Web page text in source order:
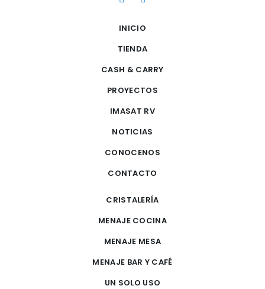
INICIO
TIENDA
CASH & CARRY
PROYECTOS
IMASAT RV
NOTICIAS
CONOCENOS
CONTACTO
CRISTALERÍA
MENAJE COCINA
MENAJE MESA
MENAJE BAR Y CAFÉ
UN SOLO USO